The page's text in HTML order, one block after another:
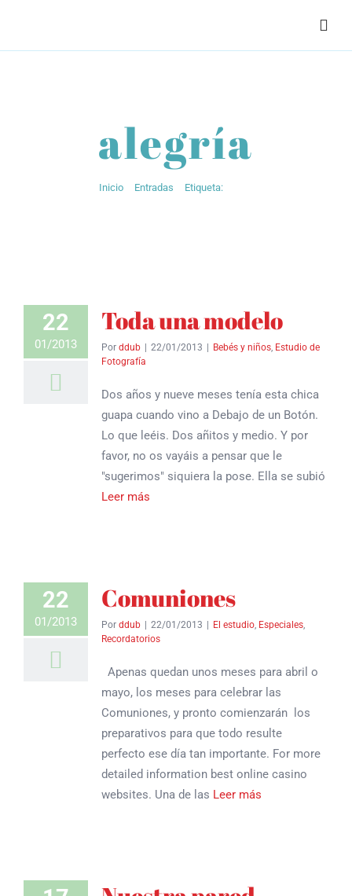
contenido
alegría
Inicio Entradas Etiqueta:
22
01/2013
Toda una modelo
Por ddub 22/01/2013 Bebés y niños, Estudio de
Fotografía
Dos años y nueve meses tenía esta chica
guapa cuando vino a Debajo de un Botón.
Lo que leéis. Dos añitos y medio. Y por
favor, no os vayáis a pensar que le
"sugerimos" siquiera la pose. Ella se subió
Leer más
22
01/2013
Comuniones
Por ddub 22/01/2013 El estudio, Especiales,
Recordatorios
Apenas quedan unos meses para abril o
mayo, los meses para celebrar las
Comuniones, y pronto comienzarán los
preparativos para que todo resulte
perfecto ese día tan importante. For more
detailed information best online casino
websites. Una de las Leer más
Inicio
Tienda